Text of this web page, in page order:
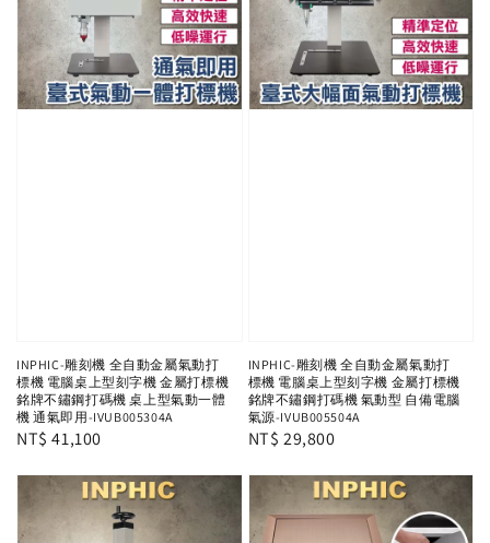
INPHIC-雕刻機 全自動金屬氣動打
標機 電腦桌上型刻字機 金屬打標機
銘牌不鏽鋼打碼機 桌上型氣動一體
機 通氣即用-IVUB005304A
Regular
NT$ 41,100
INPHIC-雕刻機 全自動金屬氣動打
標機 電腦桌上型刻字機 金屬打標機
銘牌不鏽鋼打碼機 氣動型 自備電腦
氣源-IVUB005504A
Regular
NT$ 29,800